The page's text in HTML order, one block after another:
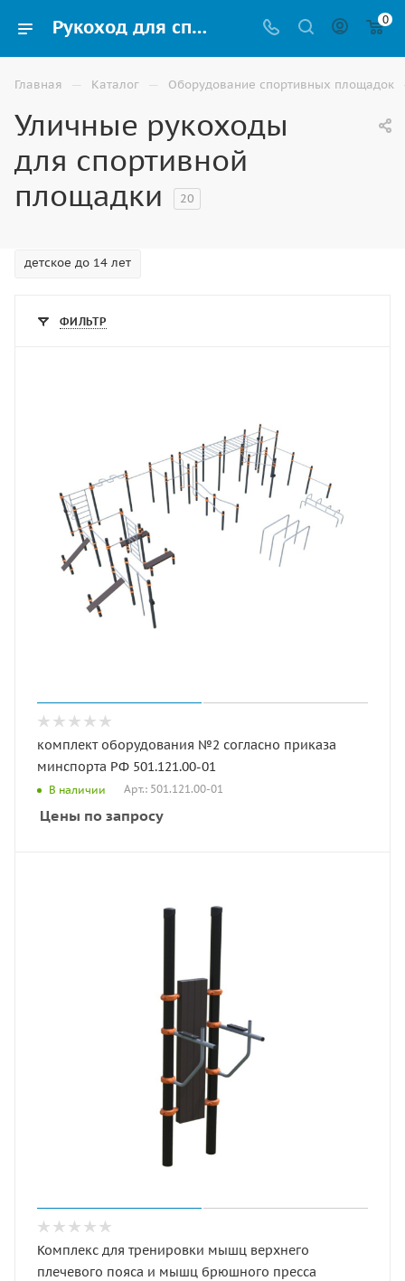
Рукоход для спортивной площадки купить по доступной цене в Астрахани 0
Главная — Каталог — Оборудование спортивных площадок
Уличные рукоходы
для спортивной
площадки
20
детское до 14 лет
ФИЛЬТР
комплект оборудования №2 согласно приказа
минспорта РФ 501.121.00-01
В наличии Арт.: 501.121.00-01
Цены по запросу
Комплекс для тренировки мышц верхнего
плечевого пояса и мышц брюшного пресса